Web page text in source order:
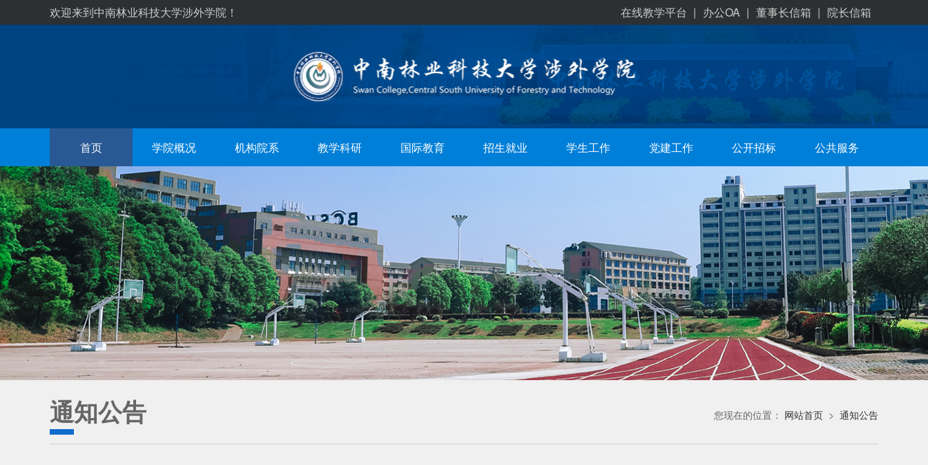
欢迎来到中南林业科技大学涉外学院！ 在线教学平台 | 办公OA | 董事长信箱 | 院长信箱
首页 学院概况 机构院系 教学科研 国际教育 招生就业 学生工作 党建工作 公开招标 公共服务
通知公告 您现在的位置： 网站首页 > 通知公告